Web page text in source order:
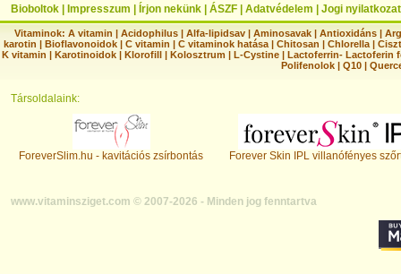
Bioboltok Impresszum Írjon nekünk ÁSZF Adatvédelem Jogi nyilatkozat
Vitaminok: A vitamin |Acidophilus |Alfa-lipidsav |Aminosavak |Antioxidáns |
karotin | Bioflavonoidok | C vitamin | C vitaminok hatása | Chitosan | Chlorella |
K vitamin | Karotinoidok | Klorofill | Kolosztrum | L-Cystine | Lactoferrin- Lactoferin
Polifenolok |Q10 |
Társoldalaink:
ForeverSlim.hu - kavitációs zsírbontás Forever Skin IPL villanófényes
www.vitaminsziget.com © 2007-2026 - Minden jog fenntartva